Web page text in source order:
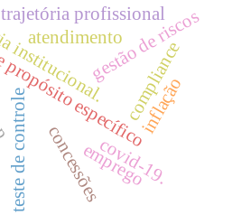
covid-19.
concessões
específico
teste de controle
gestão de riscos
compliance
atendimento
trajetória profissional
emprego
inflação